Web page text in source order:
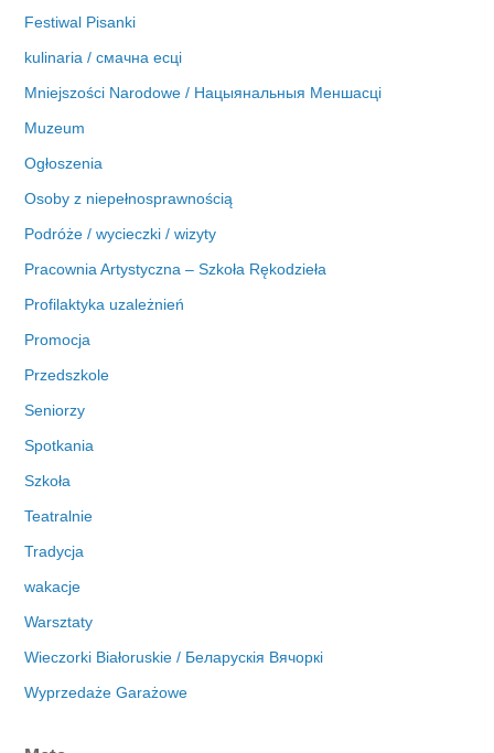
Festiwal Pisanki
kulinaria / смачна есці
Mniejszości Narodowe / Нацыянальныя Меншасці
Muzeum
Ogłoszenia
Osoby z niepełnosprawnością
Podróże / wycieczki / wizyty
Pracownia Artystyczna – Szkoła Rękodzieła
Profilaktyka uzależnień
Promocja
Przedszkole
Seniorzy
Spotkania
Szkoła
Teatralnie
Tradycja
wakacje
Warsztaty
Wieczorki Białoruskie / Беларускія Вячоркі
Wyprzedaże Garażowe